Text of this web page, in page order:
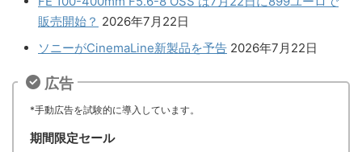
販売開始？ 2026年7月22日
ソニーがCinemaLine新製品を予告 2026年7月22日
広告
*手動広告を試験的に導入しています。
期間限定セール